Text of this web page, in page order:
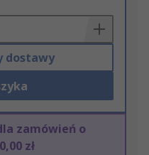
dostawy
zamówień o
zł